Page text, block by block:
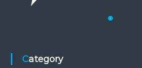
Category